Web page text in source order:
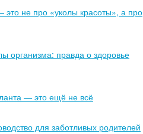
это не про «уколы красоты», а про
организма: правда о здоровье
— это ещё не всё
для заботливых родителей